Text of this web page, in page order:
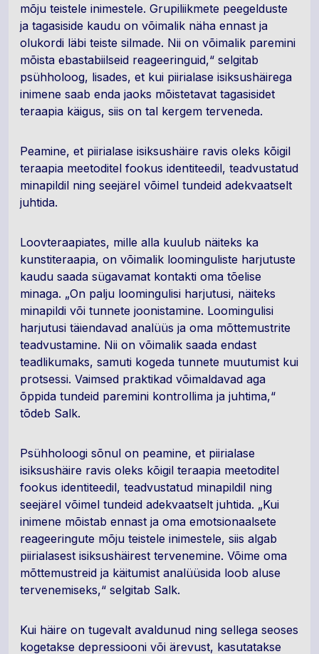
mõju teistele inimestele. Grupiliikmete peegelduste
ja tagasiside kaudu on võimalik näha ennast ja
olukordi läbi teiste silmade. Nii on võimalik paremini
mõista ebastabiilseid reageeringuid,“ selgitab
psühholoog, lisades, et kui piirialase isiksushäirega
inimene saab enda jaoks mõistetavat tagasisidet
teraapia käigus, siis on tal kergem terveneda.
Peamine, et piirialase isiksushäire ravis oleks kõigil
teraapia meetoditel fookus identiteedil, teadvustatud
minapildil ning seejärel võimel tundeid adekvaatselt
juhtida.
Loovteraapiates, mille alla kuulub näiteks ka
kunstiteraapia, on võimalik loominguliste harjutuste
kaudu saada sügavamat kontakti oma tõelise
minaga. „On palju loomingulisi harjutusi, näiteks
minapildi või tunnete joonistamine. Loomingulisi
harjutusi täiendavad analüüs ja oma mõttemustrite
teadvustamine. Nii on võimalik saada endast
teadlikumaks, samuti kogeda tunnete muutumist kui
protsessi. Vaimsed praktikad võimaldavad aga
õppida tundeid paremini kontrollima ja juhtima,“
tõdeb Salk.
Psühholoogi sõnul on peamine, et piirialase
isiksushäire ravis oleks kõigil teraapia meetoditel
fookus identiteedil, teadvustatud minapildil ning
seejärel võimel tundeid adekvaatselt juhtida. „Kui
inimene mõistab ennast ja oma emotsionaalsete
reageeringute mõju teistele inimestele, siis algab
piirialasest isiksushäirest tervenemine. Võime oma
mõttemustreid ja käitumist analüüsida loob aluse
tervenemiseks,“ selgitab Salk.
Kui häire on tugevalt avaldunud ning sellega seoses
kogetakse depressiooni või ärevust, kasutatakse